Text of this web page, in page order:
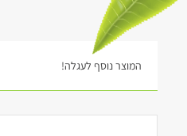
המוצר נוסף לעגלה!